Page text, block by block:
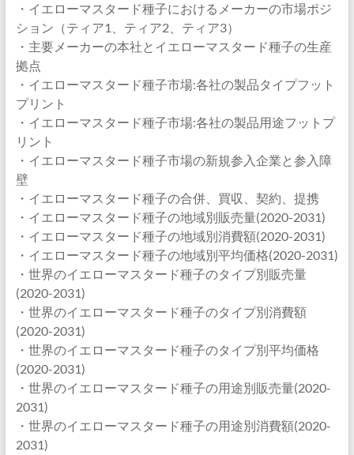
・イエローマスタード種子におけるメーカーの市場ポジ
ション（ティア1、ティア2、ティア3）
・主要メーカーの本社とイエローマスタード種子の生産
拠点
・イエローマスタード種子市場:各社の製品タイプフット
プリント
・イエローマスタード種子市場:各社の製品用途フットプ
リント
・イエローマスタード種子市場の新規参入企業と参入障
壁
・イエローマスタード種子の合併、買収、契約、提携
・イエローマスタード種子の地域別販売量(2020-2031)
・イエローマスタード種子の地域別消費額(2020-2031)
・イエローマスタード種子の地域別平均価格(2020-2031)
・世界のイエローマスタード種子のタイプ別販売量
(2020-2031)
・世界のイエローマスタード種子のタイプ別消費額
(2020-2031)
・世界のイエローマスタード種子のタイプ別平均価格
(2020-2031)
・世界のイエローマスタード種子の用途別販売量(2020-
2031)
・世界のイエローマスタード種子の用途別消費額(2020-
2031)